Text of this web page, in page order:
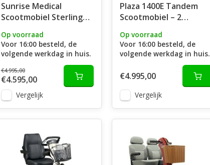
Sunrise Medical
Scootmobiel Sterling
Op voorraad
Voor 16:00 besteld, de
volgende werkdag in huis.
€4.995,00
€4.595,00
Vergelijk
Plaza 1400E Tandem
Scootmobiel – 2
Op voorraad
Voor 16:00 besteld, de
volgende werkdag in huis.
€4.995,00
Vergelijk